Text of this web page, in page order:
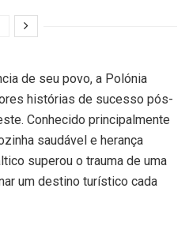
de seu povo, a Polónia
histórias de sucesso pós-
Conhecido principalmente
saudável e herança
superou o trauma de uma
um destino turístico cada